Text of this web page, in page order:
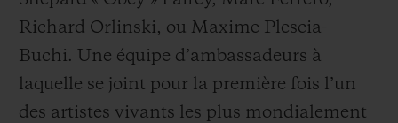
Richard Orlinski, ou Maxime Plescia-
Buchi. Une équipe d’ambassadeurs à
laquelle se joint pour la première fois l’un
des artistes vivants les plus mondialement